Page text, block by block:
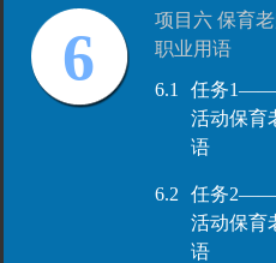
6
项目六 保育
职业用语
6.1
任务1——
活动保育
语
6.2
任务2——
活动保育
语